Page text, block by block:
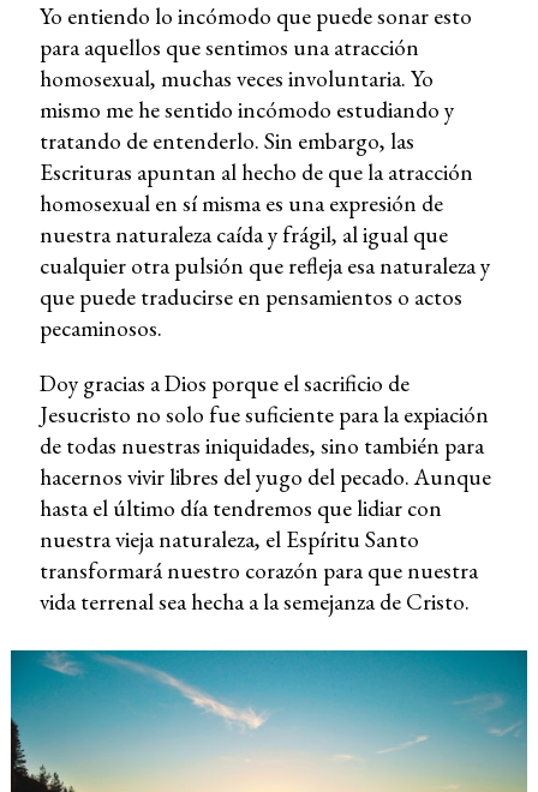
Yo entiendo lo incómodo que puede sonar esto
para aquellos que sentimos una atracción
homosexual, muchas veces involuntaria. Yo
mismo me he sentido incómodo estudiando y
tratando de entenderlo. Sin embargo, las
Escrituras apuntan al hecho de que la atracción
homosexual en sí misma es una expresión de
nuestra naturaleza caída y frágil, al igual que
cualquier otra pulsión que refleja esa naturaleza y
que puede traducirse en pensamientos o actos
pecaminosos.
Doy gracias a Dios porque el sacrificio de
Jesucristo no solo fue suficiente para la expiación
de todas nuestras iniquidades, sino también para
hacernos vivir libres del yugo del pecado. Aunque
hasta el último día tendremos que lidiar con
nuestra vieja naturaleza, el Espíritu Santo
transformará nuestro corazón para que nuestra
vida terrenal sea hecha a la semejanza de Cristo.